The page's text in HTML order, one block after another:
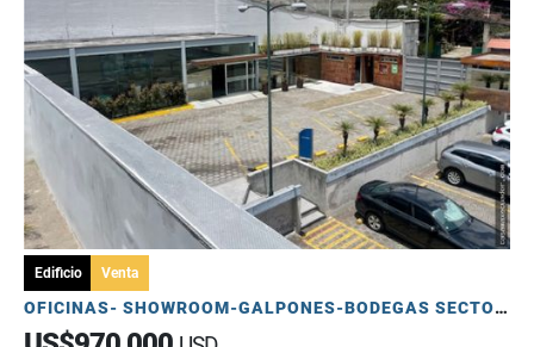
Edificio Venta
OFICINAS- SHOWROOM-GALPONES-BODEGAS SECTOR ELOY ALFARO